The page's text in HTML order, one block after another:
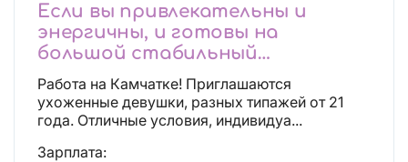
Если вы привлекательны и
энергичны, и готовы на
большой стабильный
заработок, тогда вы уже нашли,
что искали!
Работа на Камчатке! Приглашаются
ухоженные девушки, разных типажей от 21
года. Отличные условия, индивидуа...
Зарплата: